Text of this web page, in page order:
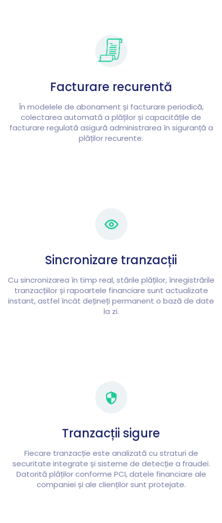
Facturare recurentă
În modelele de abonament și facturare periodică,
colectarea automată a plăților și capacitățile de
facturare regulată asigură administrarea în siguranță a
plăților recurente.
Sincronizare tranzacții
Cu sincronizarea în timp real, stările plăților, înregistrările
tranzacțiilor și rapoartele financiare sunt actualizate
instant, astfel încât dețineți permanent o bază de date
la zi.
Tranzacții sigure
Fiecare tranzacție este analizată cu straturi de
securitate integrate și sisteme de detecție a fraudei.
Datorită plăților conforme PCI, datele financiare ale
companiei și ale clienților sunt protejate.